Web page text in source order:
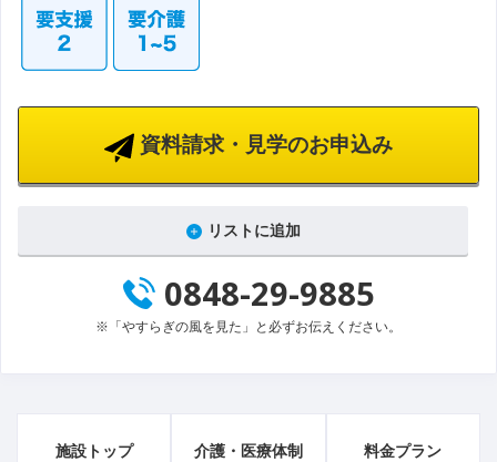
資料請求・見学のお申込み
リストに追加
0848-29-9885
※「やすらぎの風を見た」と必ずお伝えください。
施設トップ 介護・医療体制 料金プラン